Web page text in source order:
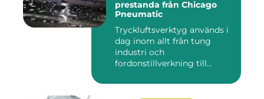
prestanda från Chicago
Pneumatic
Tryckluftsverktyg används i
dag inom allt från tung
industri och
fordonstillverkning till...